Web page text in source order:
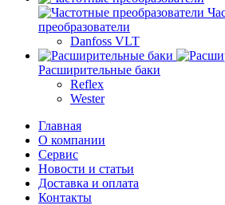
преобразователи
Danfoss VLT
Расширительные баки
Reflex
Wester
Главная
О компании
Сервис
Новости и статьи
Доставка и оплата
Контакты